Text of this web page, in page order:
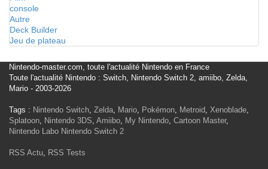
console
Autre
Deck Builder
Jeu de plateau
Nintendo-master.com, toute l'actualité Nintendo en France
Toute l'actualité Nintendo : Switch, Nintendo Switch 2, amiibo, Zelda,
Mario - 2003-2026
Tags : Nintendo Switch, Zelda, Mario, Pokémon, Metroid, Xenoblade,
Splatoon, Nintendo 3DS, Amiibo, My Nintendo, Cartoon Master,
Nintendo Labo Nintendo Switch 2
RSS Actu, RSS Tests